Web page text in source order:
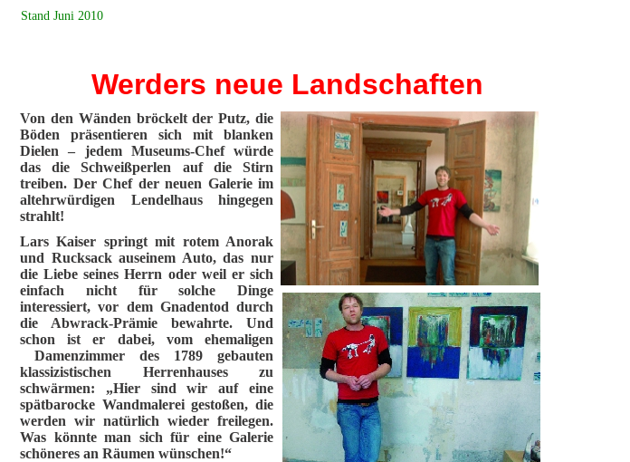
Stand Juni 2010
Werders neue Landschaften
Von den Wänden bröckelt der Putz, die
Böden präsentieren sich mit blanken
Dielen – jedem Museums-Chef würde
das die Schweißperlen auf die Stirn
treiben. Der Chef der neuen Galerie im
altehrwürdigen Lendelhaus hingegen
strahlt!
Lars Kaiser springt mit rotem Anorak
und Rucksack auseinem Auto, das nur
die Liebe seines Herrn oder weil er sich
einfach nicht für solche Dinge
interessiert, vor dem Gnadentod durch
die Abwrack-Prämie bewahrte. Und
schon ist er dabei, vom ehemaligen
Damenzimmer des 1789 gebauten
klassizistischen Herrenhauses zu
schwärmen: „Hier sind wir auf eine
spätbarocke Wandmalerei gestoßen, die
werden wir natürlich wieder freilegen.
Was könnte man sich für eine Galerie
schöneres an Räumen wünschen!“